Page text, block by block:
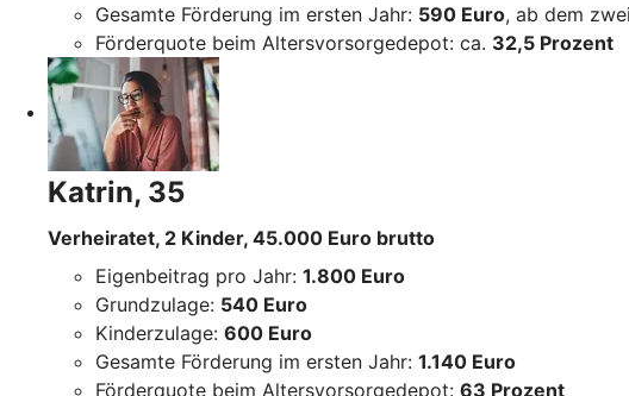
Gesamte Förderung im ersten Jahr: 590 Euro, ab dem
Förderquote beim Altersvorsorgedepot: ca. 32,5 Prozent
Katrin, 35
Verheiratet, 2 Kinder, 45.000 Euro brutto
Eigenbeitrag pro Jahr: 1.800 Euro
Grundzulage: 540 Euro
Kinderzulage: 600 Euro
Gesamte Förderung im ersten Jahr: 1.140 Euro
Förderquote beim Altersvorsorgedepot: 63 Prozent